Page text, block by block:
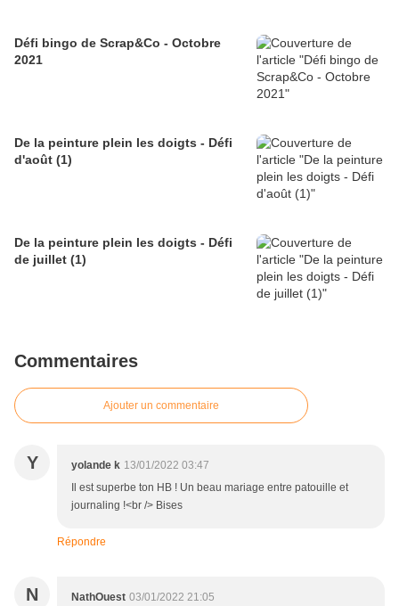
Défi bingo de Scrap&Co - Octobre
2021
De la peinture plein les doigts - Défi
d'août (1)
De la peinture plein les doigts - Défi
de juillet (1)
Commentaires
Ajouter un commentaire
Y yolande k 13/01/2022 03:47
Il est superbe ton HB ! Un beau mariage entre patouille et
journaling !<br /> Bises
Répondre
N NathOuest 03/01/2022 21:05